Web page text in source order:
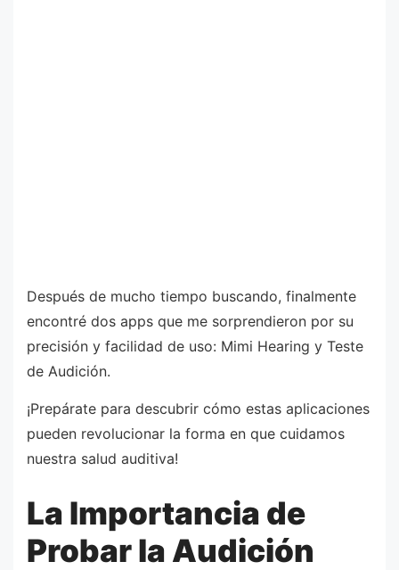
Después de mucho tiempo buscando, finalmente
encontré dos apps que me sorprendieron por su
precisión y facilidad de uso: Mimi Hearing y Teste
de Audición.
¡Prepárate para descubrir cómo estas aplicaciones
pueden revolucionar la forma en que cuidamos
nuestra salud auditiva!
La Importancia de
Probar la Audición